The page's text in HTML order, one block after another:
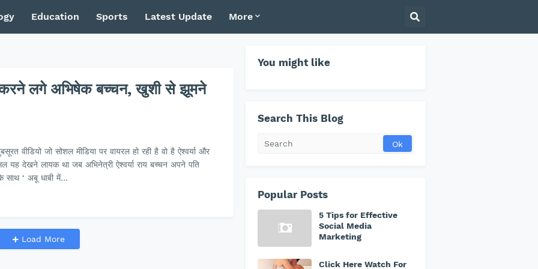
Education Sports Latest Update More
करने लगे अभिषेक बच्चन, खुशी से झूमने
वीडियो जो सोशल मीडिया पर वायरल हो रही है वो है ऐश्वर्या और
यह देखने लायक था जब अभिनेत्री ऐश्वर्या राय बच्चन अपने पति
साथ ‘ अबू धाबी में…
Load More
You might like
Search This Blog
Popular Posts
5 Tips for Effective
Social Media
Marketing
Click Here Watch For